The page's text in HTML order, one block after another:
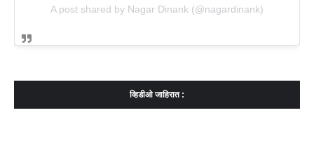
A post shared by Nagar Dinank (@nagardinank)
व्हिडीओ जाहिरात :